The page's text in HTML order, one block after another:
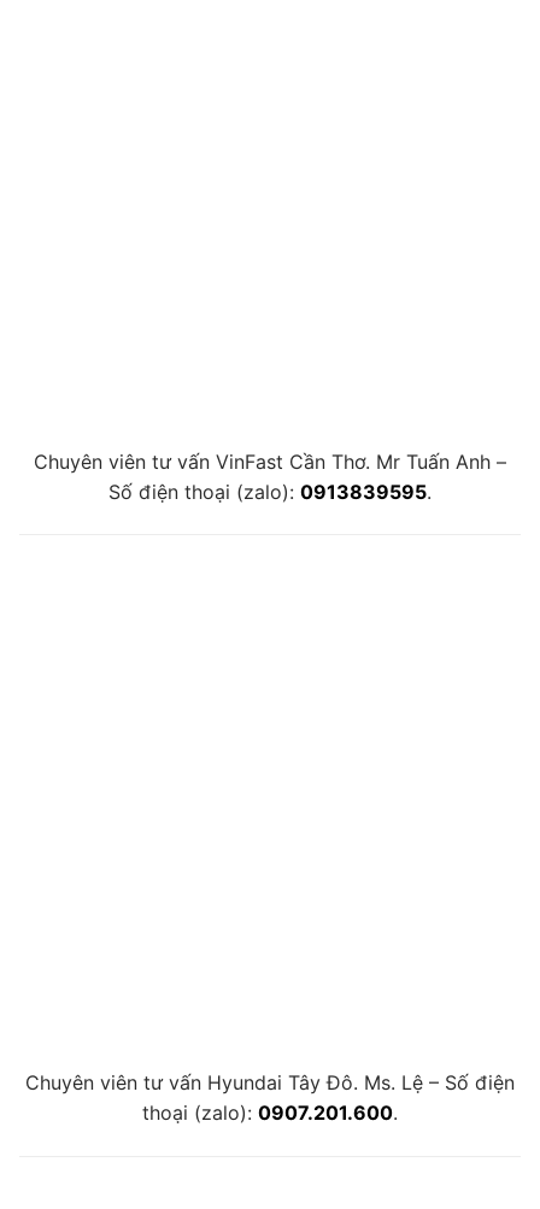
Chuyên viên tư vấn VinFast Cần Thơ. Mr Tuấn Anh –
Số điện thoại (zalo): 0913839595.
Chuyên viên tư vấn Hyundai Tây Đô. Ms. Lệ – Số điện
thoại (zalo): 0907.201.600.